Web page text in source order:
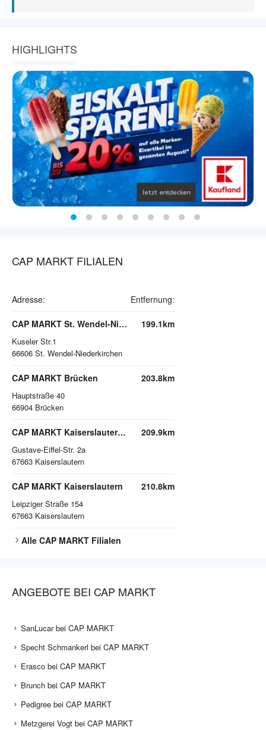
HIGHLIGHTS
CAP MARKT FILIALEN
Adresse: Entfernung:
CAP MARKT St. Wendel-Niederkirchen
Kuseler Str.1
66606 St. Wendel-Niederkirchen
199.1km
CAP MARKT Brücken
Hauptstraße 40
66904 Brücken
203.8km
CAP MARKT Kaiserslautern-Bahnheim
Gustave-Eiffel-Str. 2a
67663 Kaiserslautern
209.9km
CAP MARKT Kaiserslautern
Leipziger Straße 154
67663 Kaiserslautern
210.8km
Alle CAP MARKT Filialen
ANGEBOTE BEI CAP MARKT
SanLucar bei CAP MARKT
Specht Schmankerl bei CAP MARKT
Erasco bei CAP MARKT
Brunch bei CAP MARKT
Pedigree bei CAP MARKT
Metzgerei Vogt bei CAP MARKT